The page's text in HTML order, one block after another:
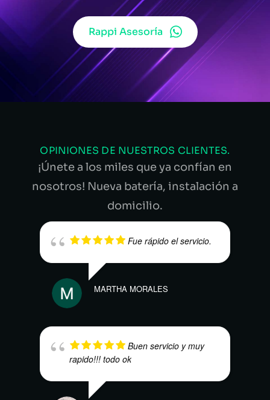
Rappi Asesoría
OPINIONES DE NUESTROS CLIENTES.
¡Únete a los miles que ya confían en
nosotros! Nueva batería, instalación a
domicilio.
Fue rápido el servicio.
MARTHA MORALES
Buen servicio y muy
rapido!!! todo ok